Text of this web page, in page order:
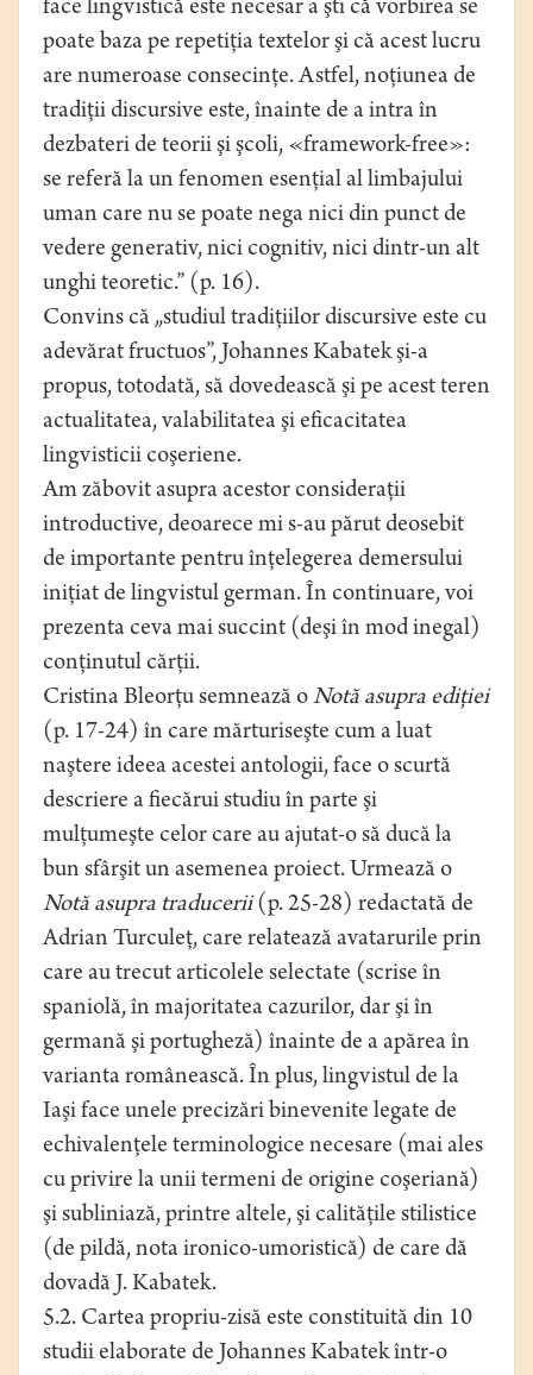
face lingvistică este necesar a şti că vorbirea se
poate baza pe repetiţia textelor şi că acest lucru
are numeroase consecinţe. Astfel, noţiunea de
tradiţii discursive este, înainte de a intra în
dezbateri de teorii şi şcoli, «framework-free»:
se referă la un fenomen esenţial al limbajului
uman care nu se poate nega nici din punct de
vedere generativ, nici cognitiv, nici dintr-un alt
unghi teoretic.” (p. 16).
Convins că „studiul tradiţiilor discursive este cu
adevărat fructuos”, Johannes Kabatek şi-a
propus, totodată, să dovedească şi pe acest teren
actualitatea, valabilitatea şi eficacitatea
lingvisticii coşeriene.
Am zăbovit asupra acestor consideraţii
introductive, deoarece mi s-au părut deosebit
de importante pentru înţelegerea demersului
iniţiat de lingvistul german. În continuare, voi
prezenta ceva mai succint (deşi în mod inegal)
conţinutul cărţii.
Cristina Bleorţu semnează oNotă asupra ediţiei
(p. 17-24) în care mărturiseşte cum a luat
naştere ideea acestei antologii, face o scurtă
descriere a fiecărui studiu în parte şi
mulţumeşte celor care au ajutat-o să ducă la
bun sfârşit un asemenea proiect. Urmează o
Notă asupra traducerii(p. 25-28) redactată de
Adrian Turculeţ, care relatează avatarurile prin
care au trecut articolele selectate (scrise în
spaniolă, în majoritatea cazurilor, dar şi în
germană şi portugheză) înainte de a apărea în
varianta românească. În plus, lingvistul de la
Iaşi face unele precizări binevenite legate de
echivalenţele terminologice necesare (mai ales
cu privire la unii termeni de origine coşeriană)
şi subliniază, printre altele, şi calităţile stilistice
(de pildă, nota ironico-umoristică) de care dă
dovadă J. Kabatek.
5.2. Cartea propriu-zisă este constituită din 10
studii elaborate de Johannes Kabatek într-o